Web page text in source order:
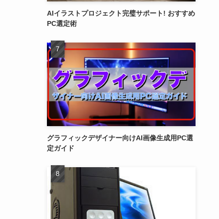
AIイラストプロジェクト完璧サポート! おすすめ
PC選定術
グラフィックデザイナー向けAI画像生成用PC選
定ガイド